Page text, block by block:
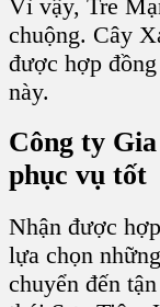
Vì vậy, Tre
chuộng. Cây
được hợp
này.
Công ty
phục vụ tốt
Nhận được
lựa chọn những
chuyển đến